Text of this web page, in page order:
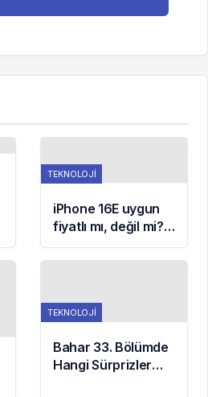
TEKNOLOJI
iPhone 16E uygun
fiyatlı mı, değil mi?
İşte Apple’ın yeni
modeline dair tüm
TEKNOLOJI
Bahar 33. Bölümde
Hangi Sürprizler